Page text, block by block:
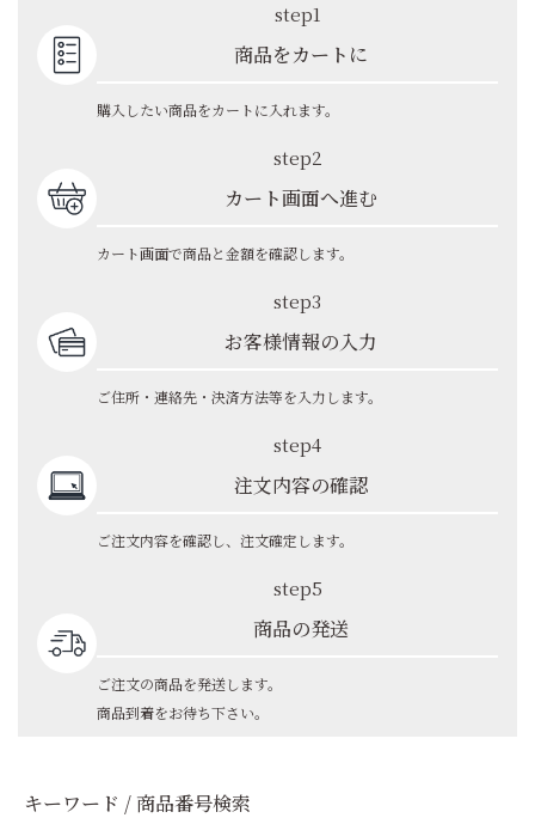
step1
商品をカートに
購入したい商品をカートに入れます。
step2
カート画面へ進む
カート画面で商品と金額を確認します。
step3
お客様情報の入力
ご住所・連絡先・決済方法等を入力します。
step4
注文内容の確認
ご注文内容を確認し、注文確定します。
step5
商品の発送
ご注文の商品を発送します。
商品到着をお待ち下さい。
キーワード / 商品番号検索